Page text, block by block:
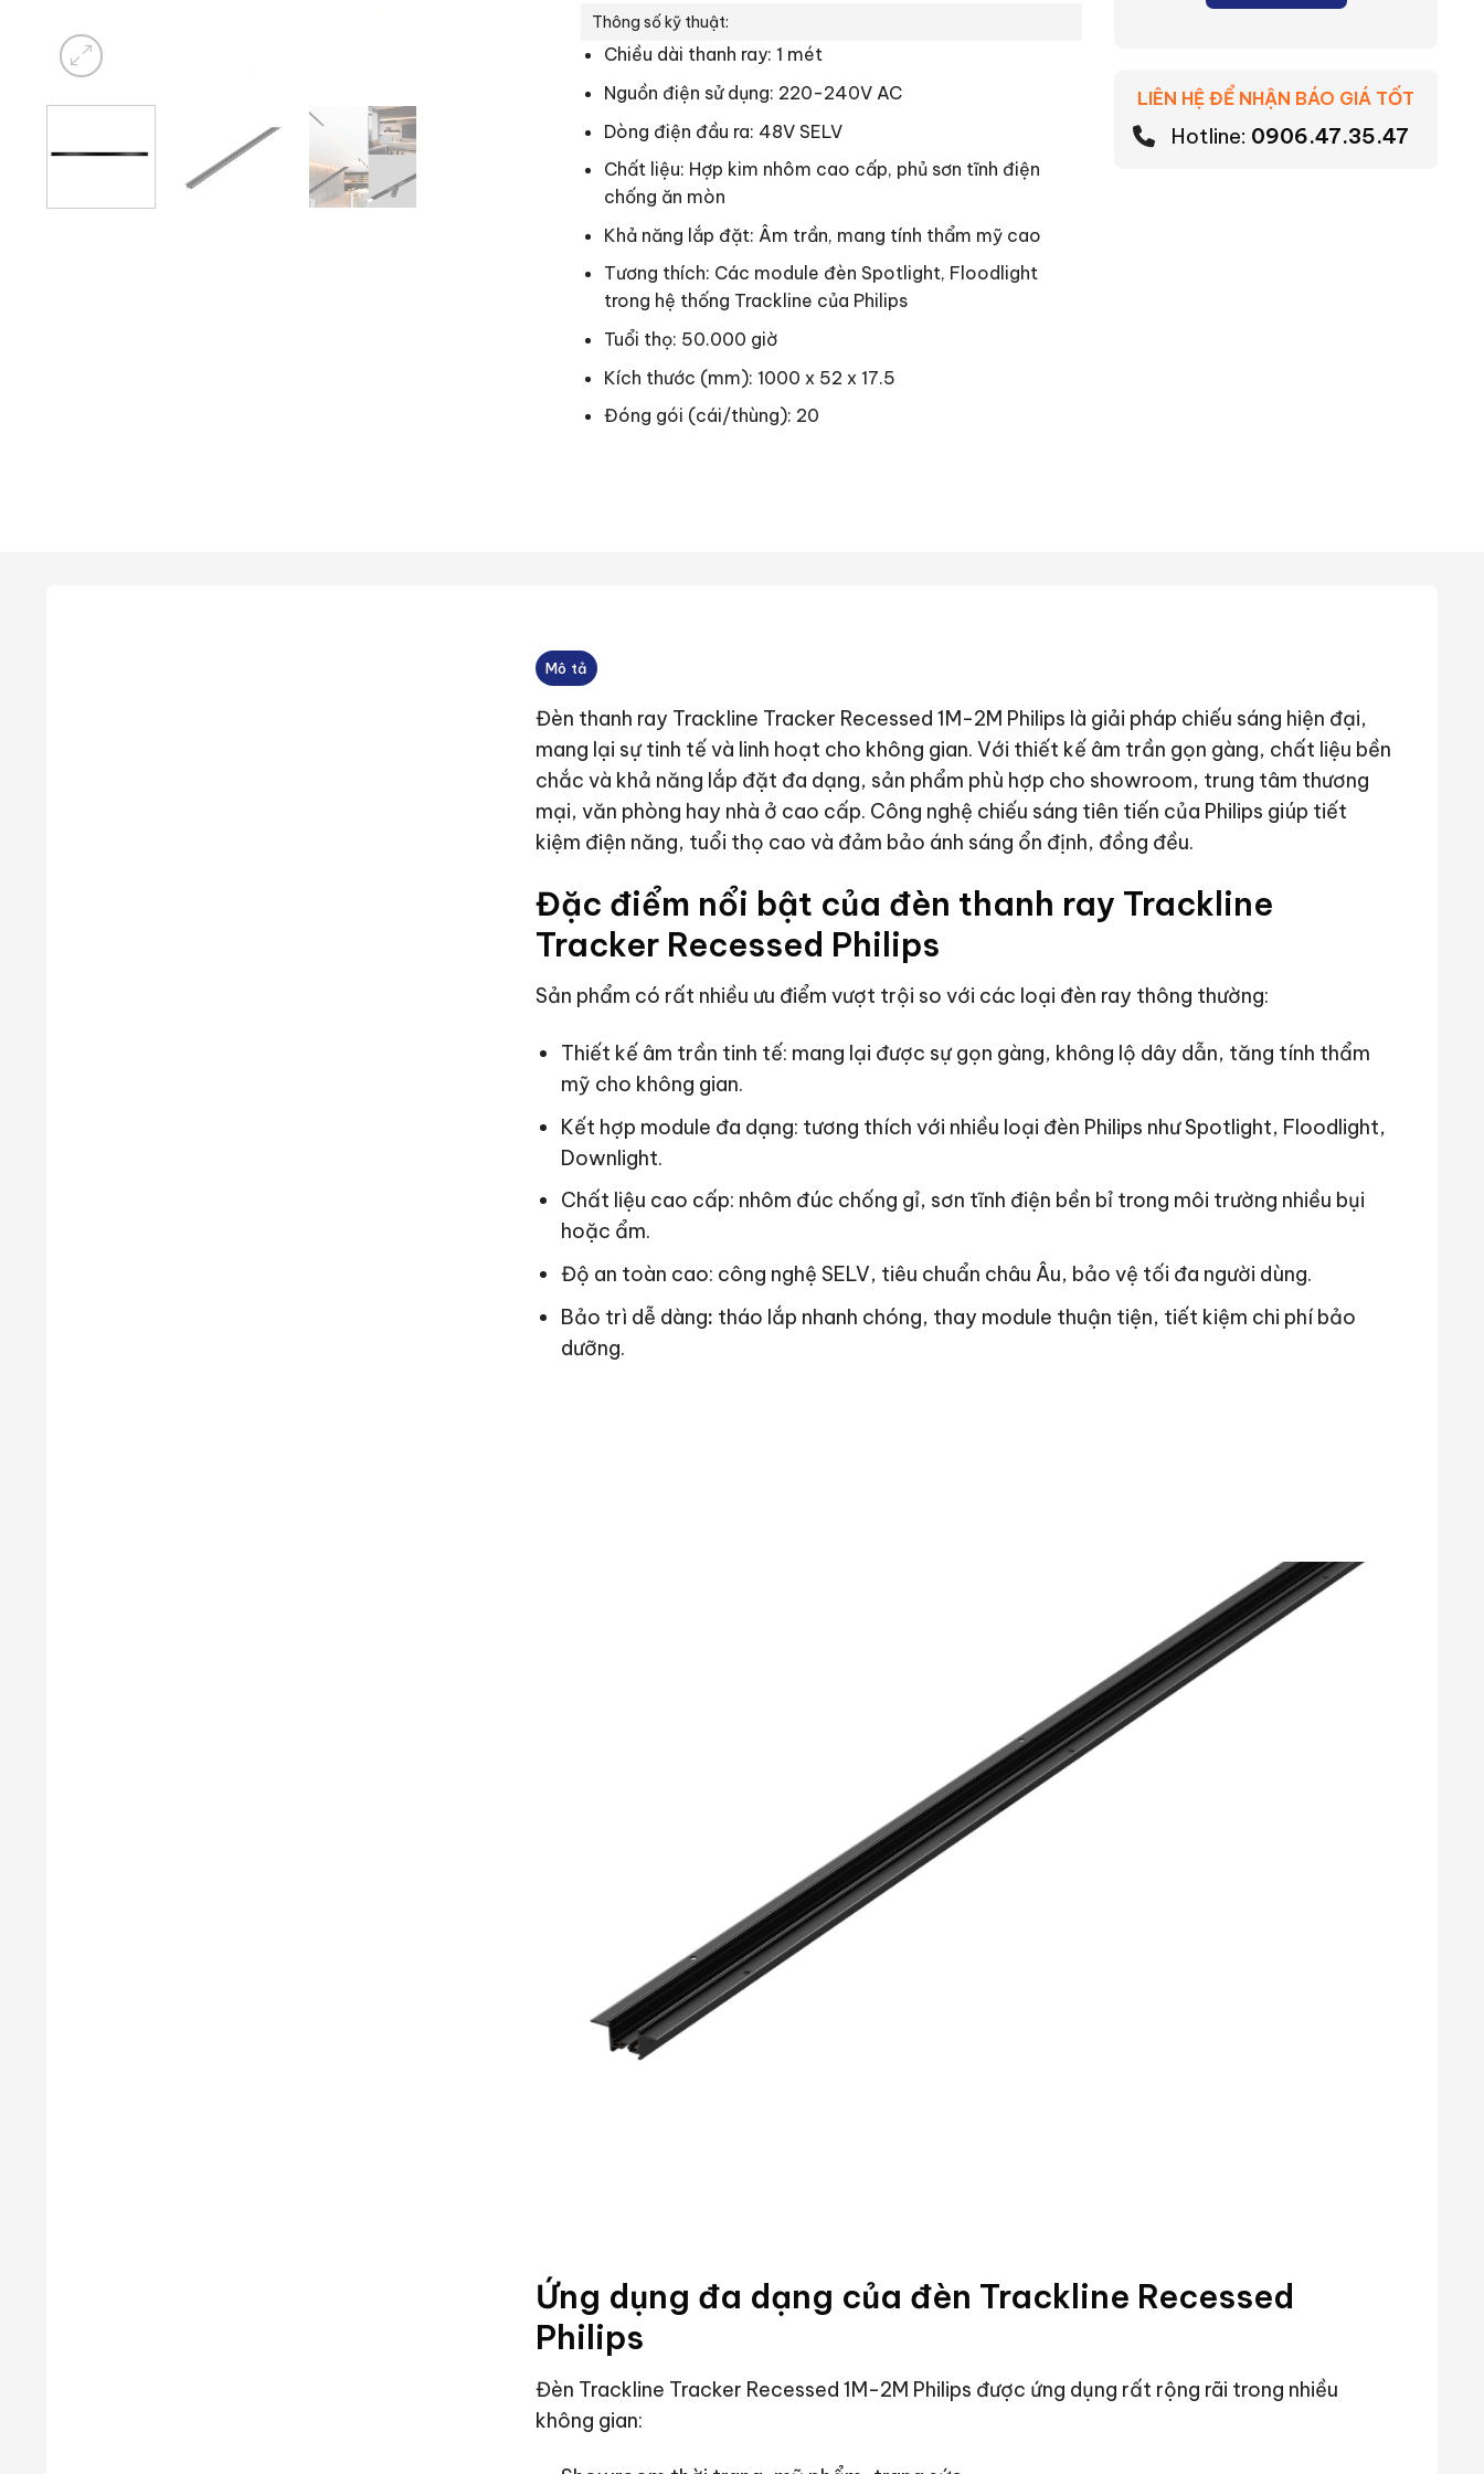
Thông số kỹ thuật:
Chiều dài thanh ray: 1 mét
Nguồn điện sử dụng: 220-240V AC
Dòng điện đầu ra: 48V SELV
Chất liệu: Hợp kim nhôm cao cấp, phủ sơn tĩnh điện
chống ăn mòn
Khả năng lắp đặt: Âm trần, mang tính thẩm mỹ cao
Tương thích: Các module đèn Spotlight, Floodlight
trong hệ thống Trackline của Philips
Tuổi thọ: 50.000 giờ
Kích thước (mm): 1000 x 52 x 17.5
Đóng gói (cái/thùng): 20
LIÊN HỆ ĐỂ NHẬN BÁO GIÁ TỐT
Hotline: 0906.47.35.47
Mô tả
Đèn thanh ray Trackline Tracker Recessed 1M-2M Philips là giải pháp chiếu sáng hiện đại,
mang lại sự tinh tế và linh hoạt cho không gian. Với thiết kế âm trần gọn gàng, chất liệu bền
chắc và khả năng lắp đặt đa dạng, sản phẩm phù hợp cho showroom, trung tâm thương
mại, văn phòng hay nhà ở cao cấp. Công nghệ chiếu sáng tiên tiến của Philips giúp tiết
kiệm điện năng, tuổi thọ cao và đảm bảo ánh sáng ổn định, đồng đều.
Đặc điểm nổi bật của đèn thanh ray Trackline
Tracker Recessed Philips
Sản phẩm có rất nhiều ưu điểm vượt trội so với các loại đèn ray thông thường:
Thiết kế âm trần tinh tế: mang lại được sự gọn gàng, không lộ dây dẫn, tăng tính thẩm
mỹ cho không gian.
Kết hợp module đa dạng: tương thích với nhiều loại đèn Philips như Spotlight, Floodlight,
Downlight.
Chất liệu cao cấp: nhôm đúc chống gỉ, sơn tĩnh điện bền bỉ trong môi trường nhiều bụi
hoặc ẩm.
Độ an toàn cao: công nghệ SELV, tiêu chuẩn châu Âu, bảo vệ tối đa người dùng.
Bảo trì dễ dàng: tháo lắp nhanh chóng, thay module thuận tiện, tiết kiệm chi phí bảo
dưỡng.
Ứng dụng đa dạng của đèn Trackline Recessed
Philips
Đèn Trackline Tracker Recessed 1M-2M Philips được ứng dụng rất rộng rãi trong nhiều
không gian: